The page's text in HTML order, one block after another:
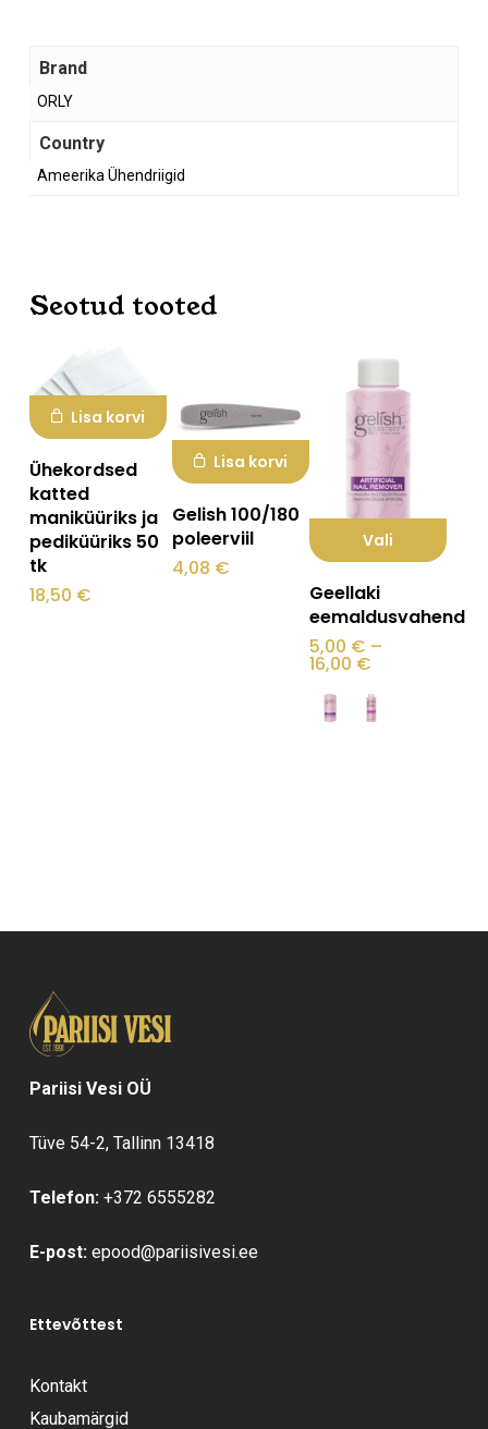
Brand
ORLY
Country
Ameerika Ühendriigid
Seotud tooted
Lisa korvi
Ühekordsed
katted
maniküüriks ja
pediküüriks 50
tk
18,50 €
Lisa korvi
Gelish 100/180
poleerviil
4,08 €
Vali
tootel
on
mitu
varianti.
Geellaki
eemaldusvahend
5,00 € –
16,00 €
kuni
16,00 €
Pariisi Vesi OÜ
Tüve 54-2, Tallinn 13418
Telefon: +372 6555282
E-post: epood@pariisivesi.ee
Ettevõttest
Kontakt
Kaubamärgid